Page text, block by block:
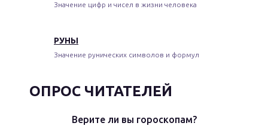
Значение цифр и чисел в жизни человека
РУНЫ
Значение рунических символов и формул
ОПРОС ЧИТАТЕЛЕЙ
Верите ли вы гороскопам?